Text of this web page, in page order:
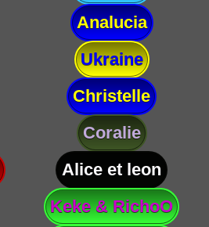
Analucia
Ukraine
Christelle
Coralie
Alice et leon
Keke & RichoO